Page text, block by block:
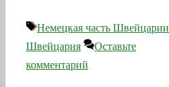
Метки
Немецкая часть Швейцарии
Швейцария
Оставьте
комментарий